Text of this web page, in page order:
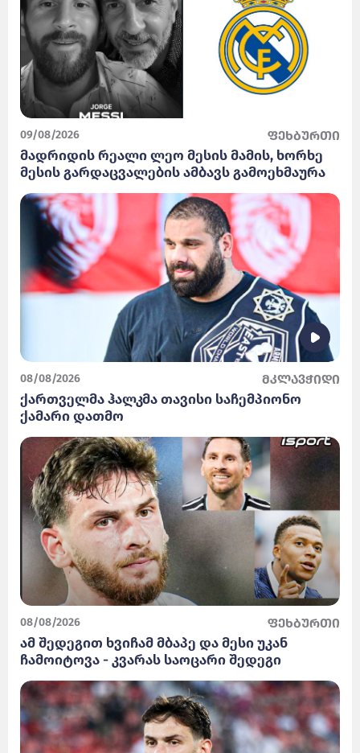
09/08/2026 ფეხბურთი
მადრიდის რეალი ლეო მესის მამის, ხორხე
მესის გარდაცვალების ამბავს გამოეხმაურა
08/08/2026 მკლავჭიდი
ქართველმა ჰალკმა თავისი საჩემპიონო
ქამარი დათმო
08/08/2026 ფეხბურთი
ამ შედეგით ხვიჩამ მბაპე და მესი უკან
ჩამოიტოვა - კვარას საოცარი შედეგი